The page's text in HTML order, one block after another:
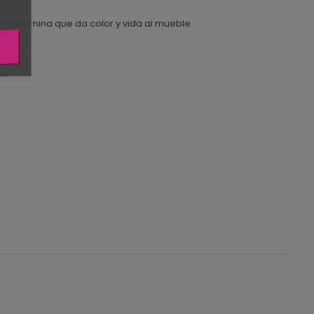
que da color y vida al mueble.